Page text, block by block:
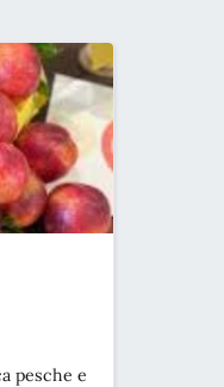
pesche e